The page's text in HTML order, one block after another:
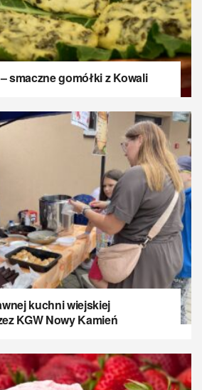
smaczne gomółki z Kowali
kuchni wiejskiej
KGW Nowy Kamień